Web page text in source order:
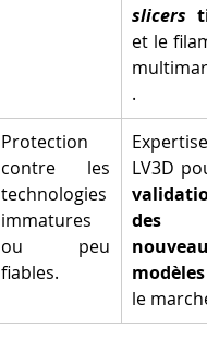
slicers
et le
.
Protection
contre les
technologies
immatures
ou peu
fiables.
Expertise
des
nouveaux
modèles
le marché.